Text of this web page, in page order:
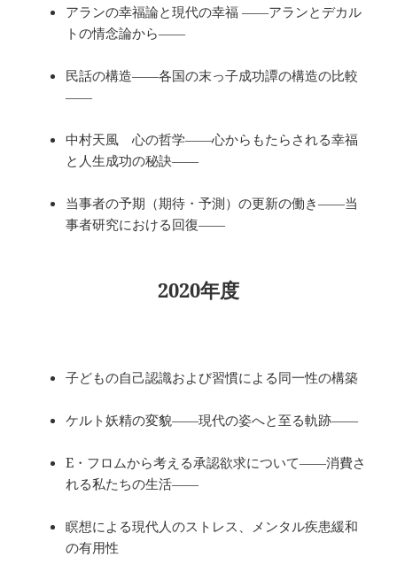
アランの幸福論と現代の幸福 ――アランとデカル
トの情念論から――
民話の構造――各国の末っ子成功譚の構造の比較
――
中村天風 心の哲学――心からもたらされる幸福
と人生成功の秘訣――
当事者の予期（期待・予測）の更新の働き――当
事者研究における回復――
2020年度
子どもの自己認識および習慣による同一性の構築
ケルト妖精の変貌――現代の姿へと至る軌跡――
E・フロムから考える承認欲求について――消費さ
れる私たちの生活――
瞑想による現代人のストレス、メンタル疾患緩和
の有用性